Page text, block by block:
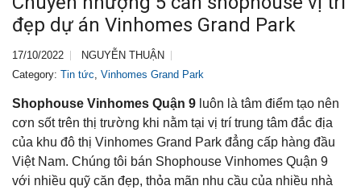
đẹp dự án Vinhomes Grand Park
17/10/2022
NGUYỄN THUẬN
Category: Tin tức, Vinhomes Grand Park
Shophouse Vinhomes Quận 9 luôn là tâm điểm tạo nên
cơn sốt trên thị trường khi nằm tại vị trí trung tâm đắc địa
của khu đô thị Vinhomes Grand Park đẳng cấp hàng đầu
Việt Nam. Chúng tôi bán Shophouse Vinhomes Quận 9
với nhiều quỹ căn đẹp, thỏa mãn nhu cầu của nhiều nhà